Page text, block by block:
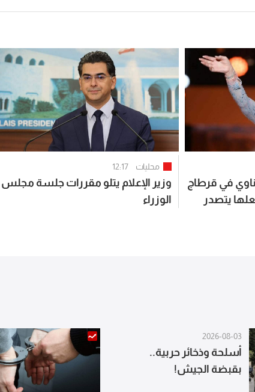
في قرطاج
محليات 12:17
وزير الإعلام يتلو مقررات جلسة مجلس
الوزراء
2026-08-03
أسلحة وذخائر حربية..
بقبضة الجيش!